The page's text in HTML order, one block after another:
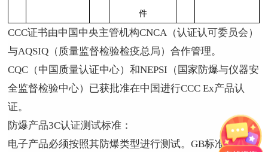
件
CCC证书由中国中央主管机构CNCA （认证认可委员会）
与AQSIQ （质量监督检验检疫总局）合作管理。
CQC （中国质量认证中心）和NEPSI （国家防爆与仪器安
全监督检验中心）已获批准在中国进行CCC Ex产品认
证。
防爆产品3C认证测试标准：
电子产品必须按照其防爆类型进行测试。GB标准规定了